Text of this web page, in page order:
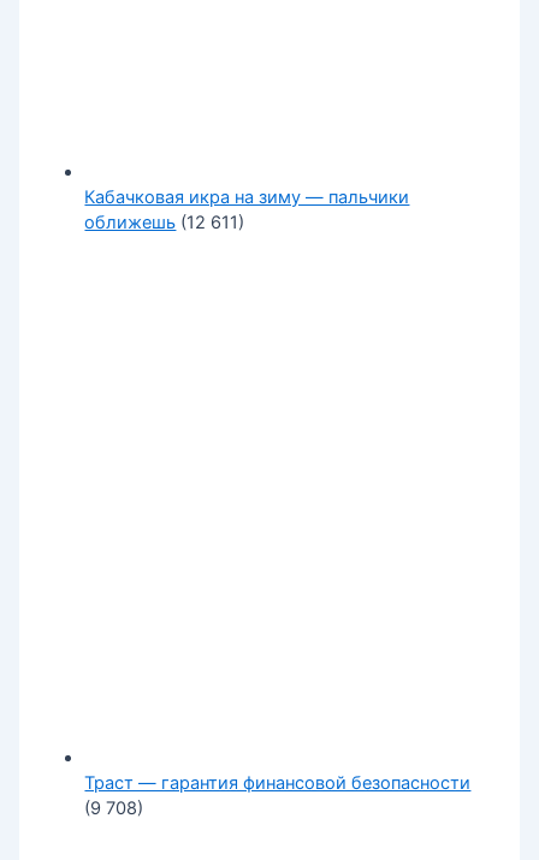
Кабачковая икра на зиму — пальчики
оближешь (12 611)
Траст — гарантия финансовой безопасности
(9 708)